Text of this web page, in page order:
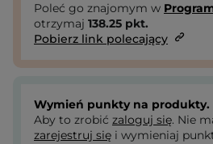
Poleć go znajomym w
otrzymaj 138.25 pkt.
Pobierz link polecający
Wymień punkty na produkty.
Aby to zrobić zaloguj się. Nie
zarejestruj się i wymieniaj